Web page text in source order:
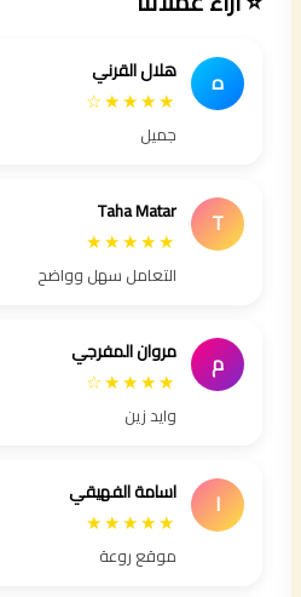
ه هلال القرني
★★★★☆
جميل
T
Taha Matar
★★★★★
التعامل سهل وواضح
م مروان المفرجي
★★★★☆
وايد زين
ا اسامة الفهيقي
★★★★★
موقع روعة